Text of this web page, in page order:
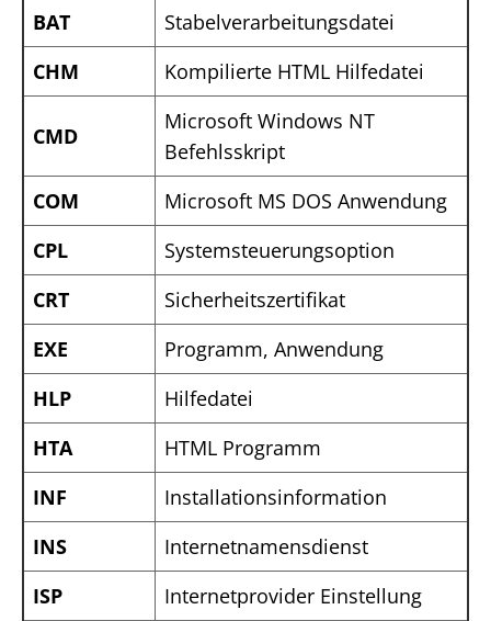
BAT
Stabelverarbeitungsdatei
CHM
Kompilierte HTML Hilfedatei
CMD
Microsoft Windows NT
Befehlsskript
COM
Microsoft MS DOS Anwendung
CPL
Systemsteuerungsoption
CRT
Sicherheitszertifikat
EXE
Programm, Anwendung
HLP
Hilfedatei
HTA
HTML Programm
INF
Installationsinformation
INS
Internetnamensdienst
ISP
Internetprovider Einstellung